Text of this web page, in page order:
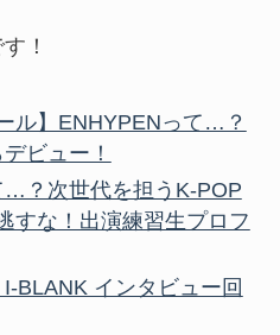
！
ル】ENHYPENって…？
ビュー！
…？次世代を担うK-POP
すな！出演練習生プロフ
I-BLANK インタビュー回